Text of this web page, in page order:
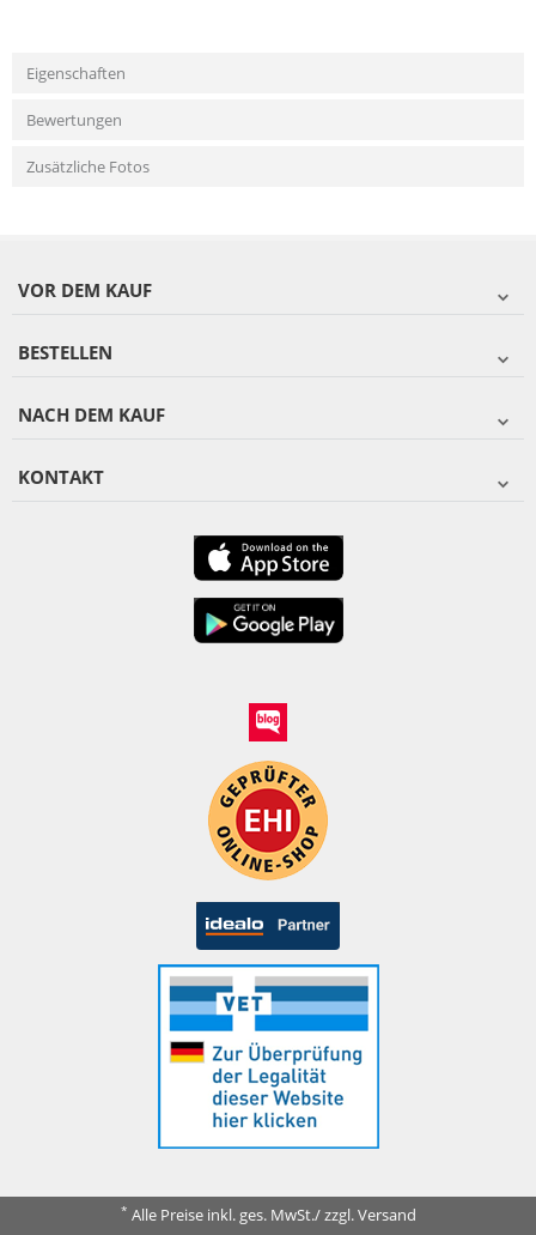
Eigenschaften
Bewertungen
Zusätzliche Fotos
VOR DEM KAUF
BESTELLEN
NACH DEM KAUF
KONTAKT
* Alle Preise inkl. ges. MwSt./ zzgl. Versand